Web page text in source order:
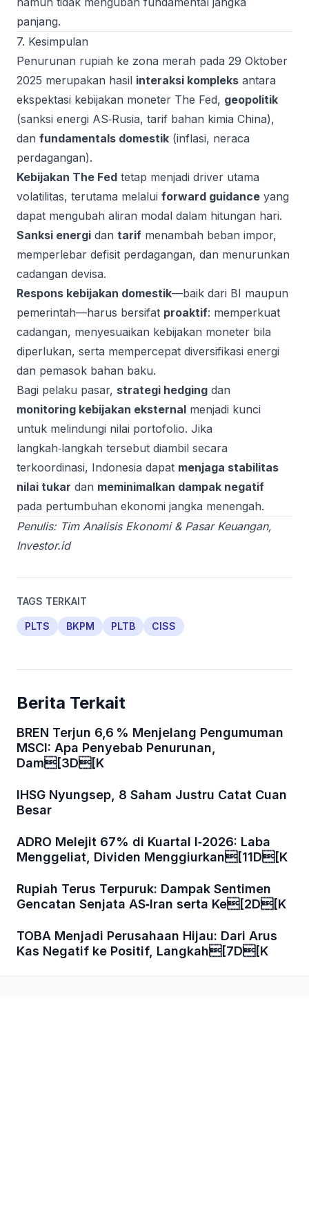
panjang.
7. Kesimpulan
Penurunan rupiah ke zona merah pada 29 Oktober
2025 merupakan hasil interaksi kompleks antara
ekspektasi kebijakan moneter The Fed, geopolitik
(sanksi energi AS‑Rusia, tarif bahan kimia China),
dan fundamentals domestik (inflasi, neraca
perdagangan).
Kebijakan The Fed tetap menjadi driver utama
volatilitas, terutama melalui forward guidance yang
dapat mengubah aliran modal dalam hitungan hari.
Sanksi energi dan tarif menambah beban impor,
memperlebar defisit perdagangan, dan menurunkan
cadangan devisa.
Respons kebijakan domestik—baik dari BI maupun
pemerintah—harus bersifat proaktif: memperkuat
cadangan, menyesuaikan kebijakan moneter bila
diperlukan, serta mempercepat diversifikasi energi
dan pemasok bahan baku.
Bagi pelaku pasar, strategi hedging dan
monitoring kebijakan eksternal menjadi kunci
untuk melindungi nilai portofolio. Jika
langkah‑langkah tersebut diambil secara
terkoordinasi, Indonesia dapat menjaga stabilitas
nilai tukar dan meminimalkan dampak negatif
pada pertumbuhan ekonomi jangka menengah.
Penulis: Tim Analisis Ekonomi & Pasar Keuangan,
Investor.id
TAGS TERKAIT
PLTS BKPM PLTB CISS
Berita Terkait
BREN Terjun 6,6 % Menjelang Pengumuman
MSCI: Apa Penyebab Penurunan,
Dam[3D[K
IHSG Nyungsep, 8 Saham Justru Catat Cuan
Besar
ADRO Melejit 67% di Kuartal I‑2026: Laba
Menggeliat, Dividen Menggiurkan[11D[K
Rupiah Terus Terpuruk: Dampak Sentimen
Gencatan Senjata AS‑Iran serta Ke[2D[K
TOBA Menjadi Perusahaan Hijau: Dari Arus
Kas Negatif ke Positif, Langkah[7D[K